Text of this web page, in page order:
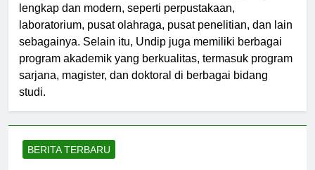
lengkap dan modern, seperti perpustakaan,
laboratorium, pusat olahraga, pusat penelitian, dan lain
sebagainya. Selain itu, Undip juga memiliki berbagai
program akademik yang berkualitas, termasuk program
sarjana, magister, dan doktoral di berbagai bidang
studi.
BERITA TERBARU